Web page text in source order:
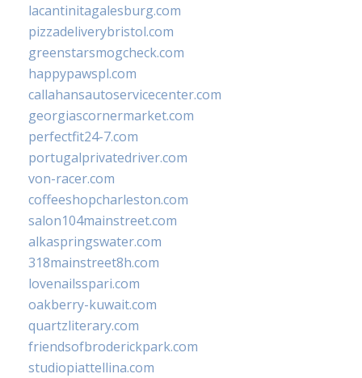
lacantinitagalesburg.com
pizzadeliverybristol.com
greenstarsmogcheck.com
happypawspl.com
callahansautoservicecenter.com
georgiascornermarket.com
perfectfit24-7.com
portugalprivatedriver.com
von-racer.com
coffeeshopcharleston.com
salon104mainstreet.com
alkaspringswater.com
318mainstreet8h.com
lovenailsspari.com
oakberry-kuwait.com
quartzliterary.com
friendsofbroderickpark.com
studiopiattellina.com